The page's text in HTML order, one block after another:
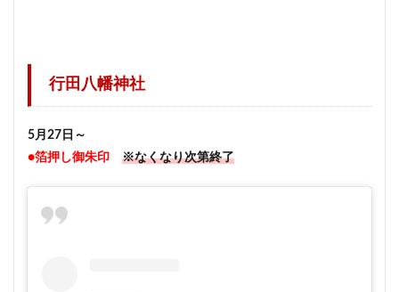
行田八幡神社
5月27日～
●箔押し御朱印
※なくなり次第終了